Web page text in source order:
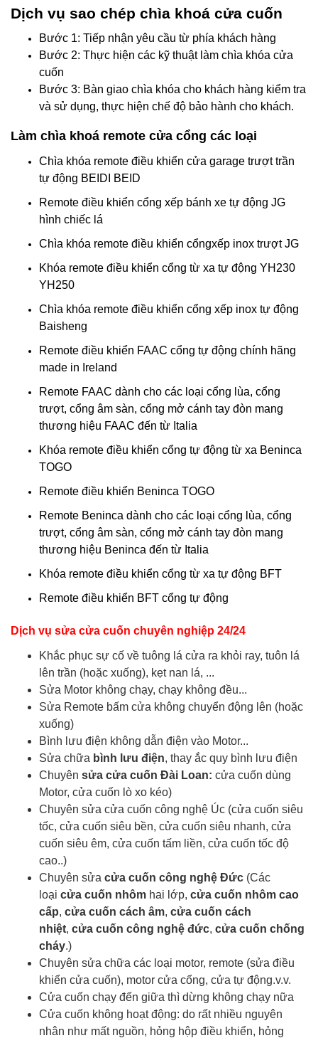
Dịch vụ sao chép chìa khoá cửa cuốn
Bước 1: Tiếp nhận yêu cầu từ phía khách hàng
Bước 2: Thực hiện các kỹ thuật làm chìa khóa cửa
cuốn
Bước 3: Bàn giao chìa khóa cho khách hàng kiểm tra
và sử dụng, thực hiện chế độ bảo hành cho khách.
Làm chìa khoá remote cửa cổng các loại
Chìa khóa remote điều khiển cửa garage trượt trần
tự động BEIDI BEID
Remote điều khiển cổng xếp bánh xe tự động JG
hình chiếc lá
Chìa khóa remote điều khiển cổngxếp inox trượt JG
Khóa remote điều khiển cổng từ xa tự động YH230
YH250
Chìa khóa remote điều khiển cổng xếp inox tự động
Baisheng
Remote điều khiển FAAC cổng tự động chính hãng
made in Ireland
Remote FAAC dành cho các loại cổng lùa, cổng
trượt, cổng âm sàn, cổng mở cánh tay đòn mang
thương hiệu FAAC đến từ Italia
Khóa remote điều khiển cổng tự động từ xa Beninca
TOGO
Remote điều khiển Beninca TOGO
Remote Beninca dành cho các loại cổng lùa, cổng
trượt, cổng âm sàn, cổng mở cánh tay đòn mang
thương hiệu Beninca đến từ Italia
Khóa remote điều khiển cổng từ xa tự động BFT
Remote điều khiển BFT cổng tự động
Dịch vụ sửa cửa cuốn chuyên nghiệp 24/24
Khắc phục sự cố về tuông lá cửa ra khỏi ray, tuôn lá
lên trần (hoặc xuống), kẹt nan lá, ...
Sửa Motor không chạy, chạy không đều...
Sửa Remote bấm cửa không chuyển động lên (hoặc
xuống)
Bình lưu điện không dẫn điện vào Motor...
Sửa chữa bình lưu điện, thay ắc quy bình lưu điện
Chuyên sửa cửa cuốn Đài Loan: cửa cuốn dùng
Motor, cửa cuốn lò xo kéo)
Chuyên sửa cửa cuốn công nghệ Úc (cửa cuốn siêu
tốc, cửa cuốn siêu bền, cửa cuốn siêu nhanh, cửa
cuốn siêu êm, cửa cuốn tấm liền, cửa cuốn tốc độ
cao..)
Chuyên sửa cửa cuốn công nghệ Đức (Các
loại cửa cuốn nhôm hai lớp, cửa cuốn nhôm cao
cấp, cửa cuốn cách âm, cửa cuốn cách
nhiệt, cửa cuốn công nghệ đức, cửa cuốn chống
cháy.)
Chuyên sửa chữa các loại motor, remote (sửa điều
khiển cửa cuốn), motor cửa cổng, cửa tự động.v.v.
Cửa cuốn chạy đến giữa thì dừng không chạy nữa
Cửa cuốn không hoạt động: do rất nhiều nguyên
nhân như mất nguồn, hỏng hộp điều khiển, hỏng